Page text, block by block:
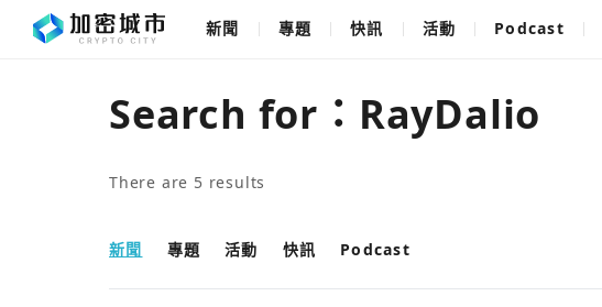
新聞 專題 快訊 活動 Podcast
Search for： RayDalio
There are 5 results
新聞 專題 活動 快訊 Podcast